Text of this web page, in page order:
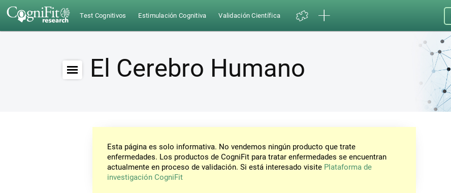
Test Cognitivos Estimulación Cognitiva Validación Científica
El Cerebro Humano
Esta página es solo informativa. No vendemos ningún producto que trate
enfermedades. Los productos de CogniFit para tratar enfermedades se encuentran
actualmente en proceso de validación. Si está interesado visite Plataforma de
investigación CogniFit